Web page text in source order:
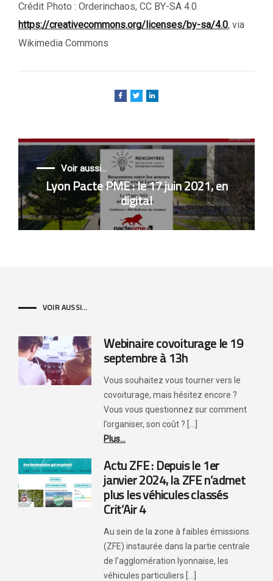
Crédit Photo : Orderinchaos, CC BY-SA 4.0
https://creativecommons.org/licenses/by-sa/4.0, via
Wikimedia Commons
Voir aussi...
Lyon Pacte PME : le 17 juin 2021, en
digital
VOIR AUSSI...
Webinaire covoiturage le 19
septembre à 13h
Vous souhaitez vous tourner vers le
covoiturage, mais hésitez encore ?
Vous vous questionnez sur comment
l’organiser, son coût ? [...]
Plus...
Actu ZFE : Depuis le 1er
janvier 2024, la ZFE n’admet
plus les véhicules classés
Crit’Air 4
Au sein de la zone à faibles émissions
(ZFE) instaurée dans la partie centrale
de l’agglomération lyonnaise, les
véhicules particuliers [...]